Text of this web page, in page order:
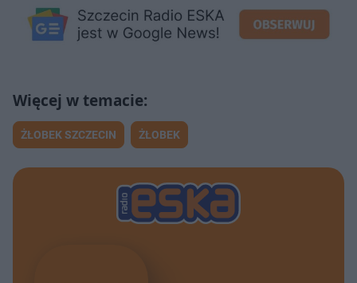
ŻŁOBEK SZCZECIN ŻŁOBEK